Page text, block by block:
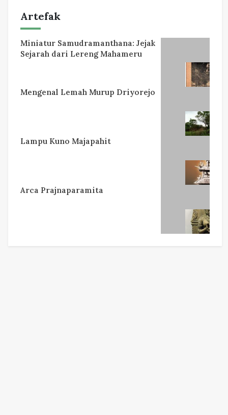
Artefak
Miniatur Samudramanthana: Jejak
Sejarah dari Lereng Mahameru
Mengenal Lemah Murup Driyorejo
Lampu Kuno Majapahit
Arca Prajnaparamita